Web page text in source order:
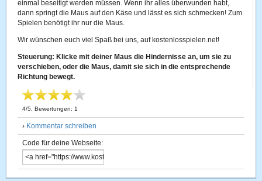
einmal beseitigt werden müssen. Wenn ihr alles überwunden habt,
dann springt die Maus auf den Käse und lässt es sich schmecken! Zum
Spielen benötigt ihr nur die Maus.
Wir wünschen euch viel Spaß bei uns, auf kostenlosspielen.net!
Steuerung: Klicke mit deiner Maus die Hindernisse an, um sie zu
verschieben, oder die Maus, damit sie sich in die entsprechende
Richtung bewegt.
4/5 , Bewertungen: 1
› Kommentar schreiben
Code für deine Webseite: